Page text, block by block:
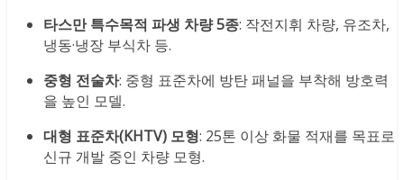
타스만 특수목적 파생 차량 5종: 작전지휘 차량, 유조차,
냉동·냉장 부식차 등.
중형 전술차: 중형 표준차에 방탄 패널을 부착해 방호력
을 높인 모델.
대형 표준차(KHTV) 모형: 25톤 이상 화물 적재를 목표로
신규 개발 중인 차량 모형.